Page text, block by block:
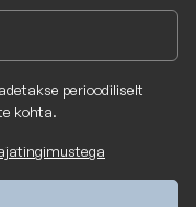
perioodiliselt
kohta.